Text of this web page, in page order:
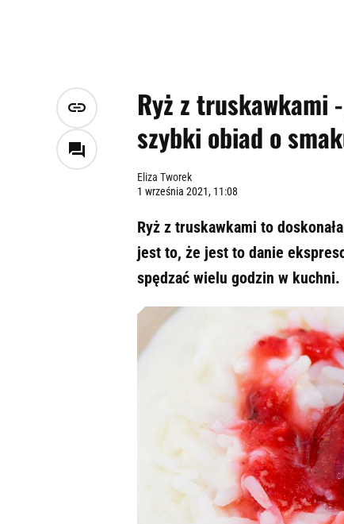
Ryż z truskawkami
szybki obiad o
Eliza Tworek
1 września 2021, 11:08
Ryż z truskawkami to
jest to, że jest to danie
spędzać wielu godzin w kuchni.